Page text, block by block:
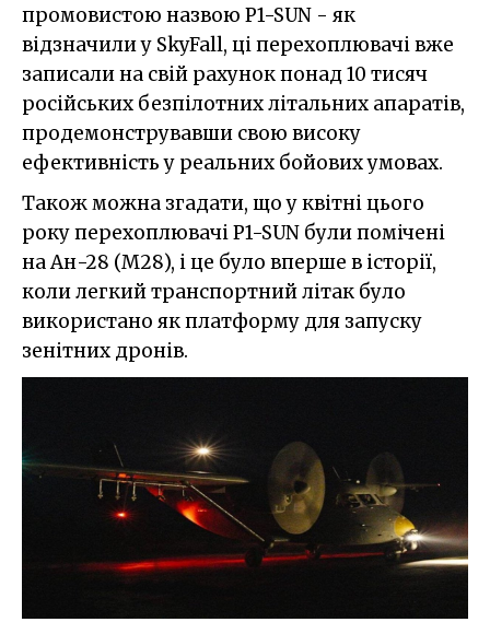
промовистою назвою P1-SUN - як
відзначили у SkyFall, ці перехоплювачі вже
записали на свій рахунок понад 10 тисяч
російських безпілотних літальних апаратів,
продемонструвавши свою високу
ефективність у реальних бойових умовах.
Також можна згадати, що у квітні цього
року перехоплювачі P1-SUN були помічені
на Ан-28 (M28), і це було вперше в історії,
коли легкий транспортний літак було
використано як платформу для запуску
зенітних дронів.